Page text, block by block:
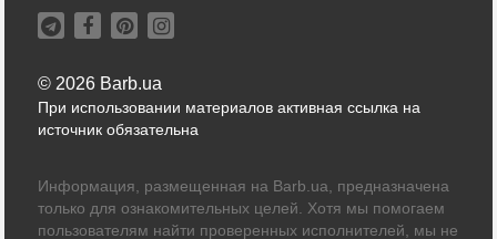
© 2026 Barb.ua
При использовании материалов активная ссылка на
источник обязательна
Информация, размещенная на Barb.ua, предназначена
только для ознакомительных целей. Хотя мы помогаем
пользователям найти проверенных исполнителей, мы не